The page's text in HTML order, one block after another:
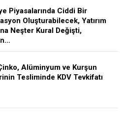
Piyasalarında Ciddi Bir
Oluşturabilecek, Yatırım
Neşter Kural Değişti,
Alüminyum ve Kurşun
Tesliminde KDV Tevkifatı